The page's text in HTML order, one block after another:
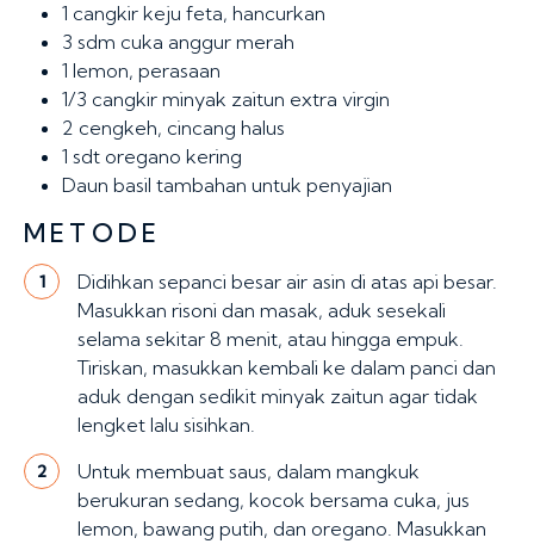
1 cangkir keju feta, hancurkan
3 sdm cuka anggur merah
1 lemon, perasaan
1/3 cangkir minyak zaitun extra virgin
2 cengkeh, cincang halus
1 sdt oregano kering
Daun basil tambahan untuk penyajian
METODE
1
Didihkan sepanci besar air asin di atas api besar.
Masukkan risoni dan masak, aduk sesekali
selama sekitar 8 menit, atau hingga empuk.
Tiriskan, masukkan kembali ke dalam panci dan
aduk dengan sedikit minyak zaitun agar tidak
lengket lalu sisihkan.
2
Untuk membuat saus, dalam mangkuk
berukuran sedang, kocok bersama cuka, jus
lemon, bawang putih, dan oregano. Masukkan